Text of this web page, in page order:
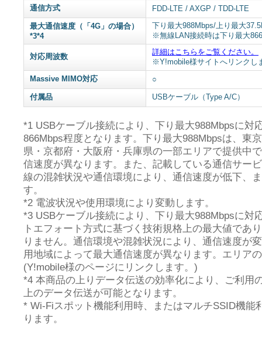
通信方式
FDD-LTE / AXGP / TDD-LTE
最大通信速度（「4G」の場合）
*3*4
下り最大988Mbps/上り最大
※無線LAN接続時は下り最大
対応周波数
詳細はこちらをご覧ください。
※Y!mobile様サイトへリンクし
Massive MIMO対応
○
付属品
USBケーブル（Type A/C）
*1 USBケーブル接続により、下り最大988Mbpsに対
866Mbps程度となります。下り最大988Mbpsは、東
県・京都府・大阪府・兵庫県の一部エリアで提供中
信速度が異なります。また、記載している通信サー
線の混雑状況や通信環境により、通信速度が低下、
す。
*2 電波状況や使用環境により変動します。
*3 USBケーブル接続により、下り最大988Mbpsに対
トエフォート方式に基づく技術規格上の最大値であ
りません。通信環境や混雑状況により、通信速度が
用地域によって最大通信速度が異なります。エリア
(Y!mobile様のページにリンクします。)
*4 本商品の上りデータ伝送の効率化により、ご利用
上のデータ伝送が可能となります。
* Wi-Fiスポット機能利用時、またはマルチSSID機能
ります。